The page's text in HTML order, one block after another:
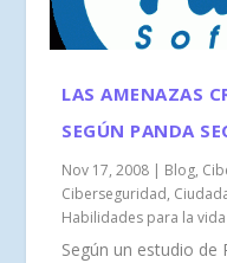
LAS AMENAZAS
SEGÚN PANDA
Nov 17, 2008 | Blog,
Ciberseguridad,
Habilidades para la
Según un estudio de